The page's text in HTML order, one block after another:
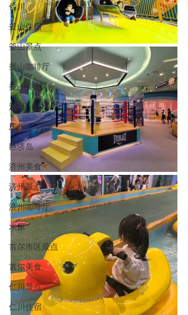
仁川
釜山住宿
釜山景点
釜山咖啡厅
釜山美食
浦项
庆州
巨济岛
济州美食
济州景点
济州咖啡厅
水原
首尔市区景点
首尔美食
仁川景点
仁川住宿